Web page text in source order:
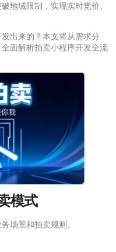
地域限制，实现实时竞价、
出来的？本文将从需求分
面解析拍卖小程序开发全流
模式
场景和拍卖规则。